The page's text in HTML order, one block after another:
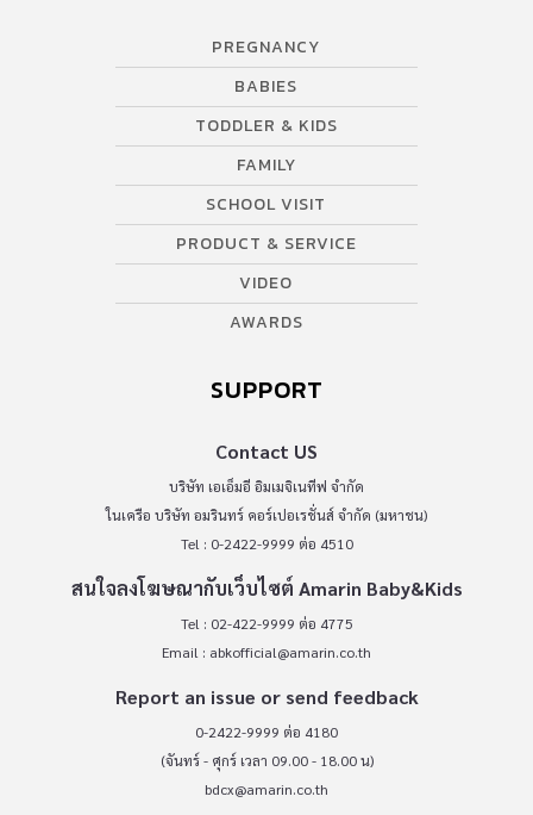
PREGNANCY
BABIES
TODDLER & KIDS
FAMILY
SCHOOL VISIT
PRODUCT & SERVICE
VIDEO
AWARDS
SUPPORT
Contact US
บริษัท เอเอ็มอี อิมเมจิเนทีฟ จำกัด
ในเครือ บริษัท อมรินทร์ คอร์เปอเรชั่นส์ จำกัด (มหาชน)
Tel : 0-2422-9999 ต่อ 4510
สนใจลงโฆษณากับเว็บไซต์ Amarin Baby&Kids
Tel : 02-422-9999 ต่อ 4775
Email : abkofficial@amarin.co.th
Report an issue or send feedback
0-2422-9999 ต่อ 4180
(จันทร์ - ศุกร์ เวลา 09.00 - 18.00 น)
bdcx@amarin.co.th